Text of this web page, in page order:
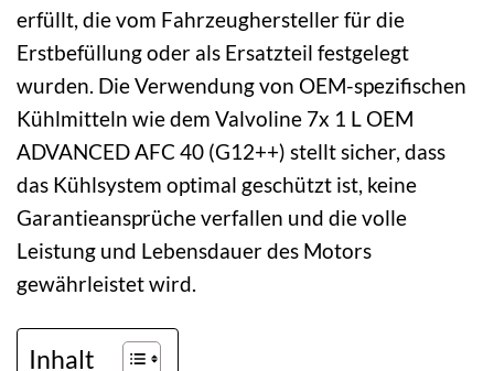
erfüllt, die vom Fahrzeughersteller für die
Erstbefüllung oder als Ersatzteil festgelegt
wurden. Die Verwendung von OEM-spezifischen
Kühlmitteln wie dem Valvoline 7x 1 L OEM
ADVANCED AFC 40 (G12++) stellt sicher, dass
das Kühlsystem optimal geschützt ist, keine
Garantieansprüche verfallen und die volle
Leistung und Lebensdauer des Motors
gewährleistet wird.
Inhalt